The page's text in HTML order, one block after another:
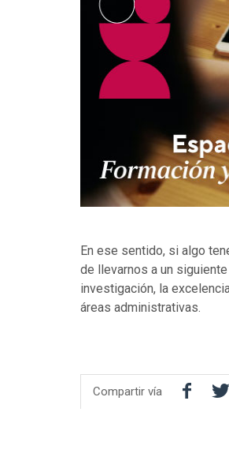
En ese sentido, si algo
de llevarnos a un
investigación, la
áreas administrativas.
Compartir vía